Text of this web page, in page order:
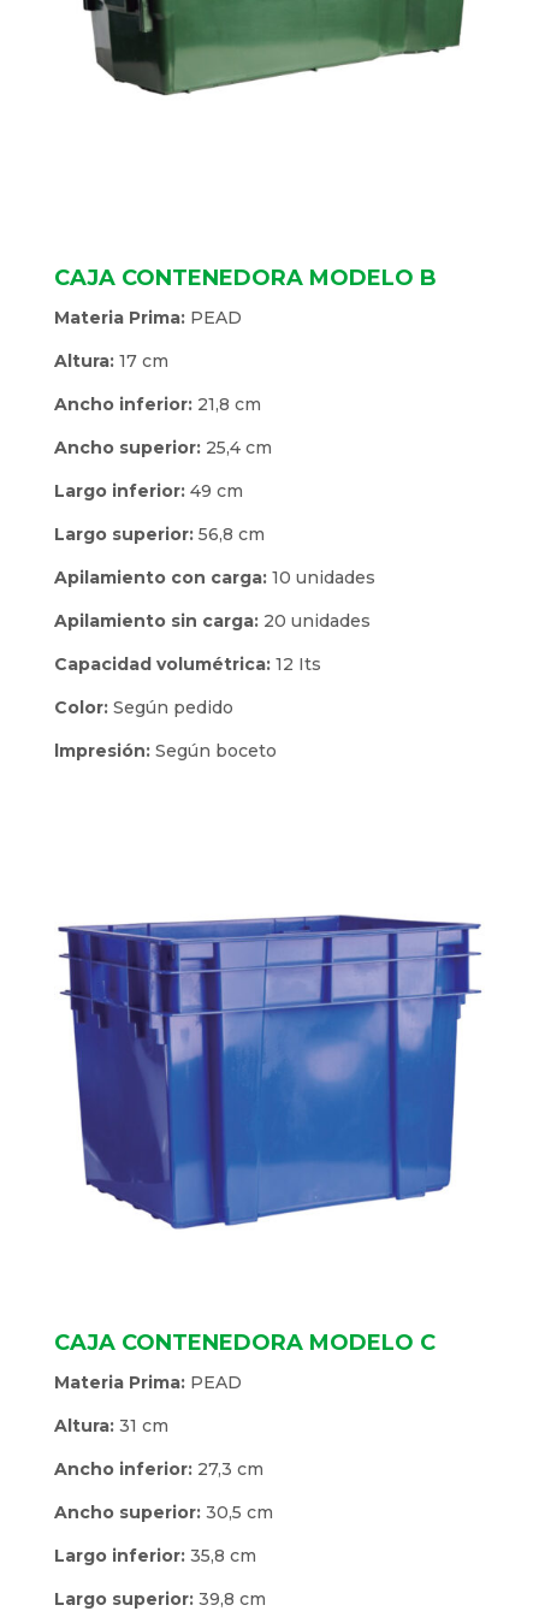
CAJA CONTENEDORA MODELO B
Materia Prima:PEAD
Altura:17 cm
Ancho inferior:21,8 cm
Ancho superior:25,4 cm
Largo inferior:49 cm
Largo superior:56,8 cm
Apilamiento con carga:10 unidades
Apilamiento sin carga:20 unidades
Capacidad volumétrica:12 Its
Color:Según pedido
lmpresión:Según boceto
CAJA CONTENEDORA MODELO C
Materia Prima:PEAD
Altura:31 cm
Ancho inferior:27,3 cm
Ancho superior:30,5 cm
Largo inferior:35,8 cm
Largo superior:39,8 cm